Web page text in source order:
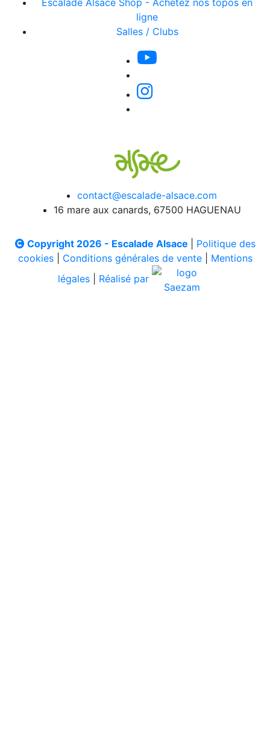
Escalade Alsace Shop - Achetez nos topos en
ligne
Salles / Clubs
contact@escalade-alsace.com
16 mare aux canards, 67500 HAGUENAU
Copyright 2026 - Escalade Alsace
Politique des
cookies| Conditions générales de vente| Mentions
légales
Réalisé par